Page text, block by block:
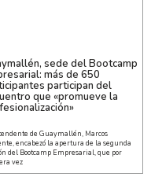
sede del Bootcamp
más de 650
participan del
que «promueve la
de Guaymallén, Marcos
encabezó la apertura de la segunda
del Bootcamp Empresarial, que por
vez